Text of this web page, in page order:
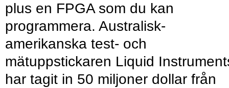
plus en FPGA som du kan
programmera. Australisk-
amerikanska test- och
mätuppstickaren Liquid
har tagit in 50 miljoner dollar från